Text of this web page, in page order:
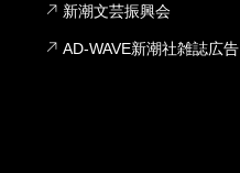
新潮文芸振興会
AD-WAVE新潮社雑誌広告